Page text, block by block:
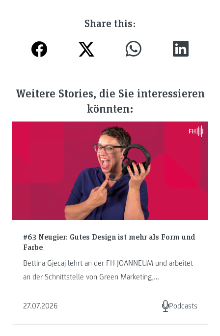
Share this:
Weitere Stories, die Sie interessieren
könnten:
#63 Neugier: Gutes Design ist mehr als Form und
Farbe
Bettina Gjecaj lehrt an der FH JOANNEUM und arbeitet
an der Schnittstelle von Green Marketing,
27.07.2026
Podcasts